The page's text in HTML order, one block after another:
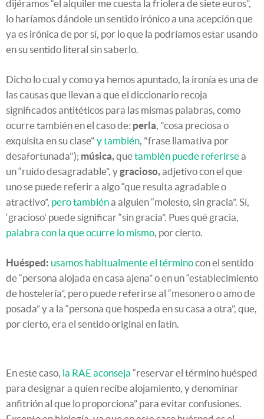
dijéramos “el alquiler me cuesta la friolera de siete euros”,
lo haríamos dándole un sentido irónico a una acepción que
ya es irónica de por sí, por lo que la podríamos estar usando
en su sentido literal sin saberlo.
Dicho lo cual y como ya hemos apuntado, la ironía es una de
las causas que llevan a que el diccionario recoja
significados antitéticos para las mismas palabras, como
ocurre también en el caso de: perla, "cosa preciosa o
exquisita en su clase" y también, "frase llamativa por
desafortunada"); música, quetambién puede referirsea
un “ruido desagradable”, ygracioso, adjetivo con el que
uno se puede referir a algo “que resulta agradable o
atractivo”, pero tambiéna alguien “molesto, sin gracia”. Sí,
‘gracioso’ puede significar “sin gracia”. Pues qué gracia,
palabra con la que ocurre lo mismo, por cierto.
Huésped: usamos habitualmente el términocon el sentido
de “persona alojada en casa ajena” o en un “establecimiento
de hostelería”, pero puede referirse al “mesonero o amo de
posada” y a la “persona que hospeda en su casa a otra”, que,
por cierto, era el sentido original en latín.
En este caso, la RAE aconseja “reservar el término huésped
para designar a quien recibe alojamiento, y denominar
anfitrión al que lo proporciona” para evitar confusiones.